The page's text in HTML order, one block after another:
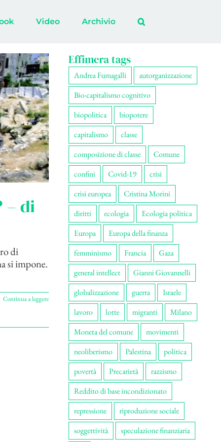
Video Archivio
– di
di
si impone.
Continua a leggere
Effimera tags
Andrea Fumagalli
autorganizzazione
Bio-capitalismo cognitivo
biopolitica
biopotere
capitalismo
classe
composizione di classe
Comune
confini
Covid-19
crisi
crisi europea
Cristina Morini
diritti
ecologia
Ecologia politica
Europa
Europa della finanza
femminismo
Francia
Gaza
general intellect
Gianni Giovannelli
globalizzazione
guerra
Israele
lavoro
lotte migranti
Milano
Moneta del comune
movimenti
neoliberismo
Palestina
politica
povertà
Precarietà
razzismo
Reddito di base incondizionato
repressione
riproduzione sociale
soggettività
speculazione finanziaria